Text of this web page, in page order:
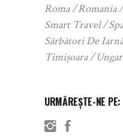
Roma
Romania
Smart Travel
Sărbători De Iarnă
Timișoara
URMĂREȘTE-NE PE: